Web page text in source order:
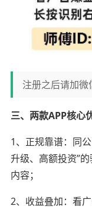
注册之后请加微
三、两款APP核心
1、正规靠谱：同
升级、高额投资”
内容；
2、收益叠加：看